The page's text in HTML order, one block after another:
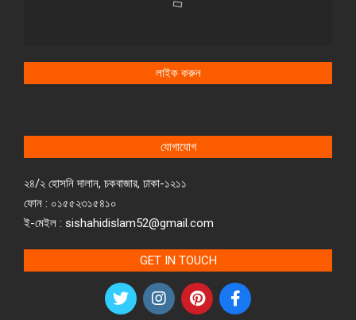
লাইক করুন
যোগাযোগ
২৪/২ হোসনি দালান, চকবাজার, ঢাকা-১২১১
ফোন : ০১৫৫২৩১৫৪১০
ই-মেইল : sishahidislam52@gmail.com
GET IN TOUCH